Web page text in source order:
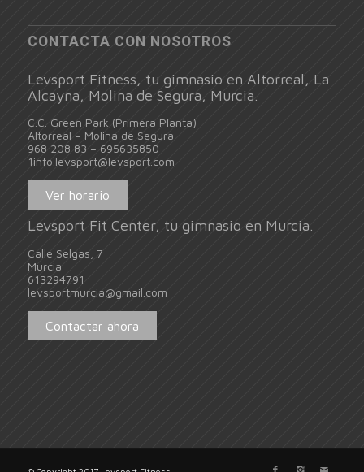
CONTACTA CON NOSOTROS
Levsport Fitness, tu gimnasio en Altorreal, La
Alcayna, Molina de Segura, Murcia.
C.C. Green Park (Primera Planta)
Altorreal – Molina de Segura
968 208 83 – 695635850
1info.levsport@levsport.com
Ver horario
Levsport Fit Center, tu gimnasio en Murcia.
Calle Selgas, 7
Murcia
613294791
levsportmurcia@gmail.com
Contactar ahora